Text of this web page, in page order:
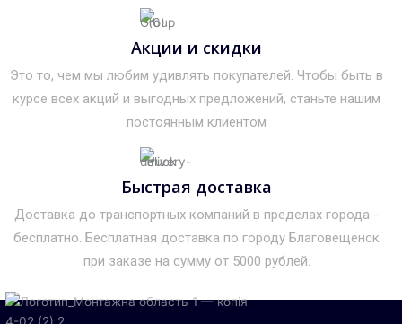
Акции и скидки
Это то, чем мы любим удивлять покупателей. Чтобы быть в
курсе всех акций и выгодных предложений, станьте нашим
постоянным клиентом
Быстрая доставка
Доставка до транспортных компаний в пределах города -
бесплатно. Бесплатная доставка по городу Благовещенск
при заказе на сумму от 5000 рублей.